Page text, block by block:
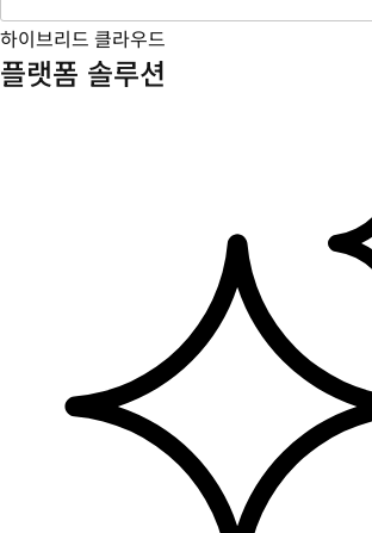
하이브리드 클라우드
플랫폼 솔루션